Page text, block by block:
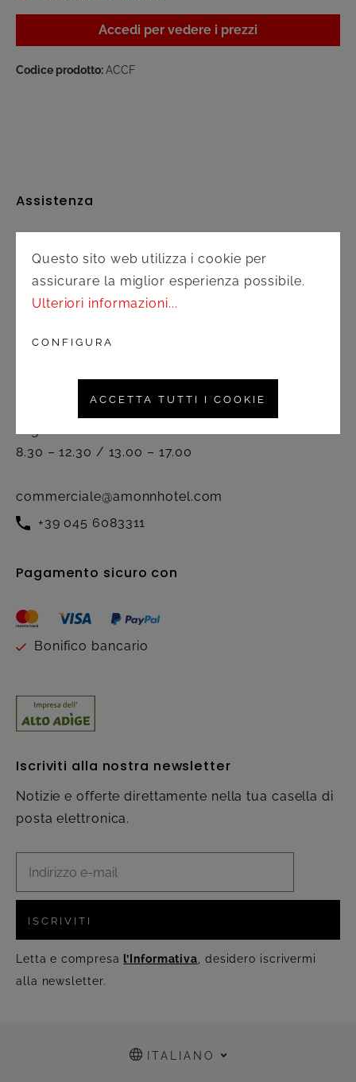
Accedi per vedere i prezzi
Codice prodotto:ACCF
Assistenza
Diritto di recesso
Servizio clienti
Attivo dal lunedì al venerdì nel
8.30 – 12.30 / 13.00 – 17.00
commerciale@amonnhotel.com
+39 045 6083311
Pagamento sicuro con
Bonifico bancario
Iscriviti alla nostra newsletter
Notizie e offerte direttamente nella tua casella di
posta elettronica.
ISCRIVITI
Letta e compresa l’Informativa , desidero iscrivermi
alla newsletter.
ITALIANO
Questo sito web utilizza i cookie per
assicurare la miglior esperienza possibile.
Ulteriori informazioni...
CONFIGURA
ACCETTA TUTTI I COOKIE